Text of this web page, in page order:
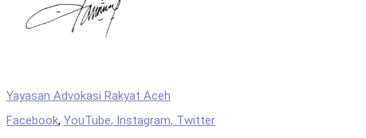
Yayasan Advokasi Rakyat Aceh
Facebook, YouTube, Instagram, Twitter